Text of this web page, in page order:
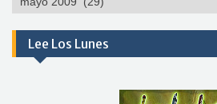
Lee Los Lunes